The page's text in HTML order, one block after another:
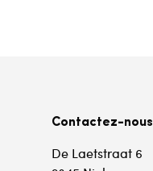
Contactez-nous
De Laetstraat 6